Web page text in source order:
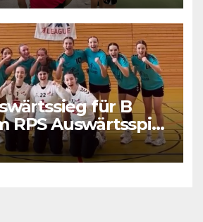
für B
RPS Auswärtsspiel